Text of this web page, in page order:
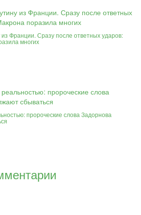
Франции. Сразу после ответных ударов:
многих
пророческие слова Задорнова